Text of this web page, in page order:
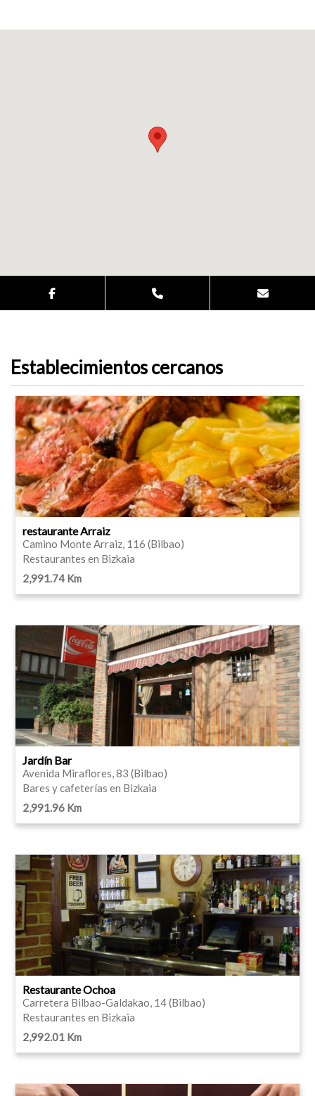
Establecimientos cercanos
restaurante Arraiz
Camino Monte Arraiz, 116 (Bilbao)
Restaurantes en Bizkaia
2,991.74 Km
Jardín Bar
Avenida Miraflores, 83 (Bilbao)
Bares y cafeterías en Bizkaia
2,991.96 Km
Restaurante Ochoa
Carretera Bilbao-Galdakao, 14 (Bilbao)
Restaurantes en Bizkaia
2,992.01 Km